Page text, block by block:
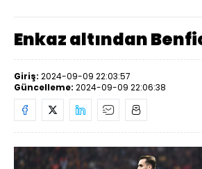
Enkaz altından
Giriş: 2024-09-09 22:03:57
Güncelleme: 2024-09-09 22:06:38